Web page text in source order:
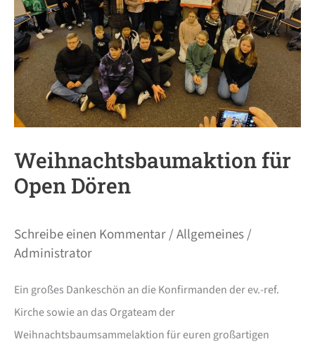
Weihnachtsbaumaktion für
Open Dören
Schreibe einen Kommentar/Allgemeines/
Administrator
Ein großes Dankeschön an die Konfirmanden der ev.-ref.
Kirche sowie an das Orgateam der
Weihnachtsbaumsammelaktion für euren großartigen